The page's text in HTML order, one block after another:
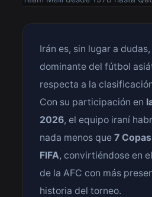
Irán es, sin lugar a
dominante del fútbol
respecta a la
Con su participación en
2026, el equipo iraní
nada menos que 7
FIFA, convirtiéndose en
de la AFC con más
historia del torneo.